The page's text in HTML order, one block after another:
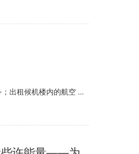
；出租候机楼内的航空 ...